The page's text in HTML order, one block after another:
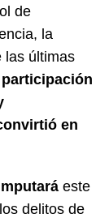
de
la
las últimas
participación
en
este
delitos de